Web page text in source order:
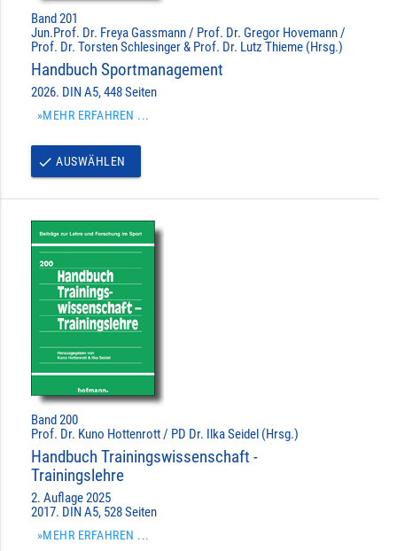
Band 201
Jun.Prof. Dr. Freya Gassmann / Prof. Dr. Gregor Hovemann /
Prof. Dr. Torsten Schlesinger & Prof. Dr. Lutz Thieme (Hrsg.)
Handbuch Sportmanagement
2026. DIN A5, 448 Seiten
»MEHR ERFAHREN ...
done AUSWÄHLEN
Band 200
Prof. Dr. Kuno Hottenrott / PD Dr. Ilka Seidel (Hrsg.)
Handbuch Trainingswissenschaft -
Trainingslehre
2. Auflage 2025
2017. DIN A5, 528 Seiten
»MEHR ERFAHREN ...